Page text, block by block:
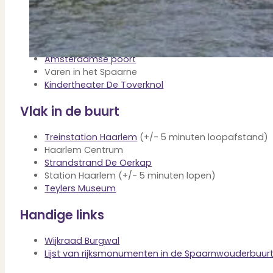
Verbouwen
Wil jij jouw huis renoveren? Geen probleem!
Alle diensten
Bekijk het overzicht van alle diensten..
Over PUUR*
Over PUUR*
Wie zijn wij?
Ons team
Werken bij PUUR*
Kom jij ons team versterken?
Onze vestigingen
De kracht van 6 vestigingen!
Beoordelingen
Eten bij Restaurant Zuidam
Eten bij De Kloosterkeuken
Molen de Adriaan
Amsterdamse poort
Varen in het Spaarne
Kindertheater De Toverknol
Vlak in de buurt
Treinstation Haarlem (+/- 5 minuten loopafstand)
Haarlem Centrum
Strandstrand De Oerkap
Station Haarlem (+/- 5 minuten lopen)
Teylers Museum
Handige links
Wijkraad Burgwal
Lijst van rijksmonumenten in de